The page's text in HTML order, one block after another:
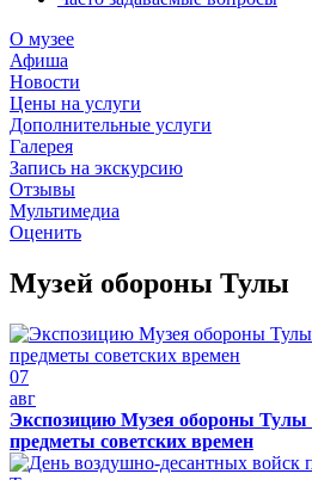
О музее
Афиша
Новости
Цены на услуги
Дополнительные услуги
Галерея
Запись на экскурсию
Отзывы
Мультимедиа
Оценить
Музей обороны Тулы
07
авг
Экспозицию Музея обороны
предметы советских времен